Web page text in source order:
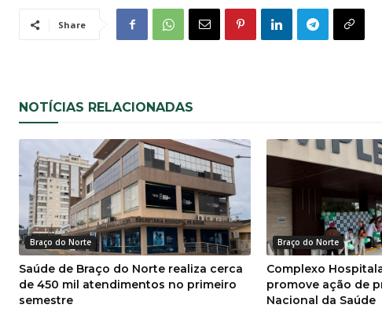
Share
NOTÍCIAS RELACIONADAS
Braço do Norte
Saúde de Braço do Norte realiza cerca
de 450 mil atendimentos no primeiro
semestre
Braço do Norte
Complexo
promove ação de
Nacional da Saúde